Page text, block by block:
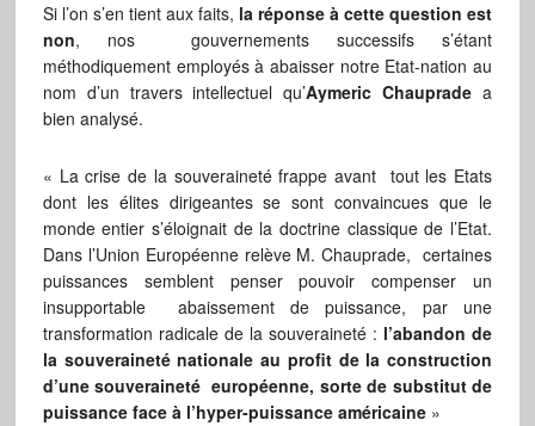
Si l’on s’en tient aux faits, la réponse à cette question est
non, nos gouvernements successifs s’étant
méthodiquement employés à abaisser notre Etat-nation au
nom d’un travers intellectuel qu’Aymeric Chaupradea
bien analysé.
« La crise de la souveraineté frappe avant tout les Etats
dont les élites dirigeantes se sont convaincues que le
monde entier s’éloignait de la doctrine classique de l’Etat.
Dans l’Union Européenne relève M. Chauprade, certaines
puissances semblent penser pouvoir compenser un
insupportable abaissement de puissance, par une
transformation radicale de la souveraineté : l’abandon de
la souveraineté nationale au profit de la construction
d’une souveraineté européenne, sorte de substitut de
puissance face à l’hyper-puissance américaine »